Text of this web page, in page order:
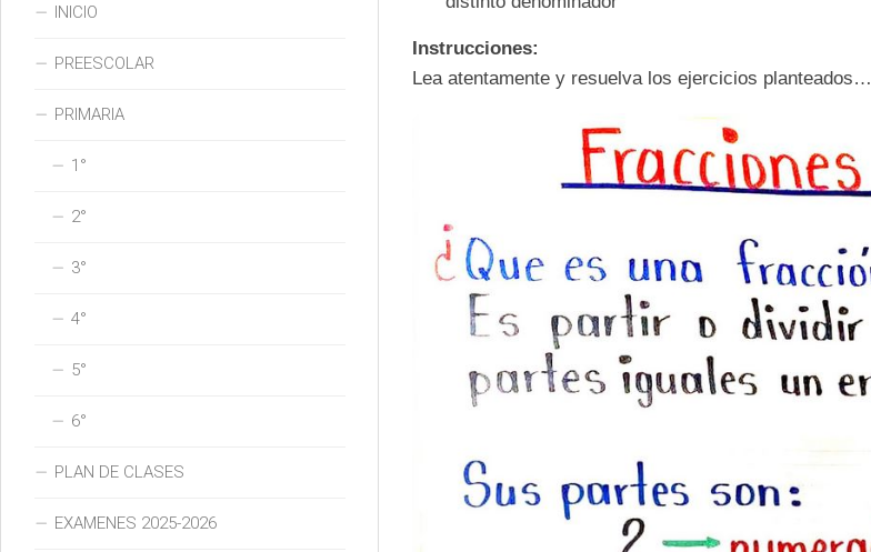
Instrucciones:
Lea atentamente y resuelva los ejercicios planteados…
INICIO
PREESCOLAR
PRIMARIA
1°
2°
3°
4°
5°
6°
PLAN DE CLASES
EXAMENES 2025-2026